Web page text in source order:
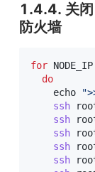
1.4.4. 关闭
防火墙
for NODE_IP
do
echo
ssh
ssh
ssh
ssh
ssh